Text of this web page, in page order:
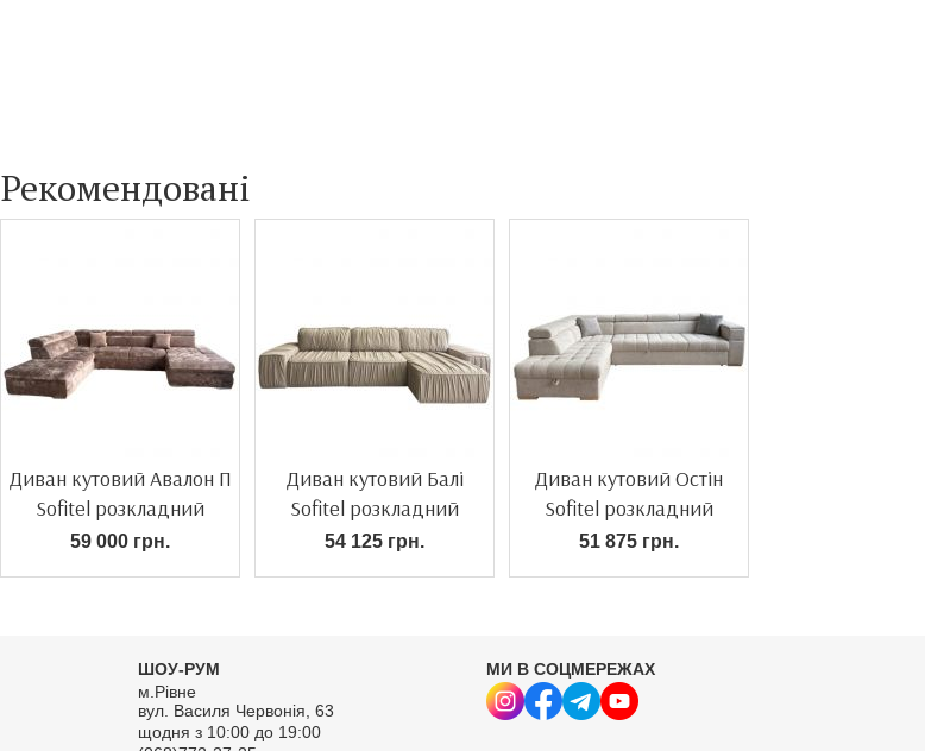
Рекомендовані
Диван кутовий Авалон П
Sofitel розкладний
59 000 грн.
Диван кутовий Балі
Sofitel розкладний
54 125 грн.
Диван кутовий Остін
Sofitel розкладний
51 875 грн.
ШОУ-РУМ
м.Рівне
вул. Василя Червонія, 63
щодня з 10:00 до 19:00
МИ В СОЦМЕРЕЖАХ